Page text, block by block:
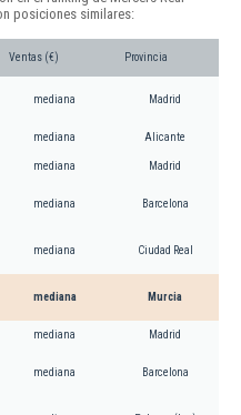
posiciones similares:
Ventas (€) Provincia
mediana Madrid
mediana Alicante
mediana Madrid
mediana Barcelona
mediana Ciudad Real
mediana Murcia
mediana Madrid
mediana Barcelona